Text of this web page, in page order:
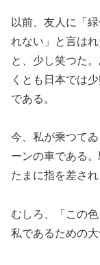
以前、友人に「
れない」と言は
と、少し笑つた
くとも日本では
である。
今、私が乘つて
ーンの車である
たまに指を差さ
むしろ、「この
私であるための大